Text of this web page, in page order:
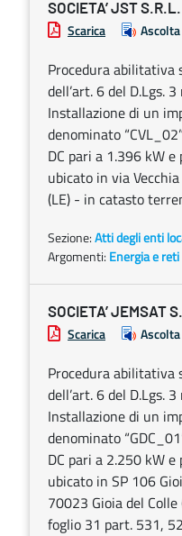
SOCIETA’ JST S.R.L.
Scarica Ascolta
Procedura abilitativa
dell’art. 6 del D.Lgs.
Installazione di un
denominato
DC pari a 1.396 kW
ubicato in via
(LE) - in catasto
Sezione:Atti degli enti
Argomenti: Energia e reti
SOCIETA’ JEMSAT
Scarica Ascolta
Procedura abilitativa
dell’art. 6 del D.Lgs.
Installazione di un
denominato
DC pari a 2.250 kW
ubicato in SP 106
70023 Gioia del
foglio 31 part. 531,